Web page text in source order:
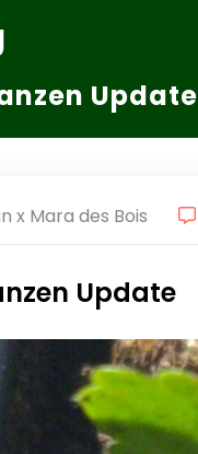
Update
x Mara des Bois
Update